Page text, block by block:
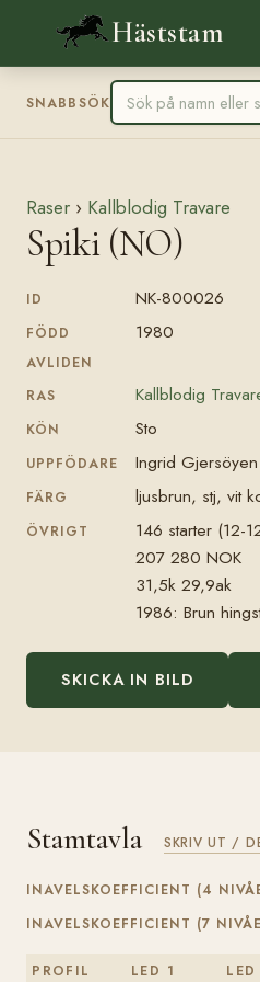
Häststam
SNABBSÖK
Raser › Kallblodig Travare
Spiki (NO)
ID NK-800026
FÖDD 1980
AVLIDEN
RAS
Kallblodig
KÖN Sto
UPPFÖDARE Ingrid
FÄRG ljusbrun, stj, vit
ÖVRIGT
146 starter (12-
207 280 NOK
31,5k 29,9ak
1986: Brun
SKICKA IN BILD
Stamtavla SKRIV UT /
INAVELSKOEFFICIENT (4
INAVELSKOEFFICIENT (7
PROFIL LED 1